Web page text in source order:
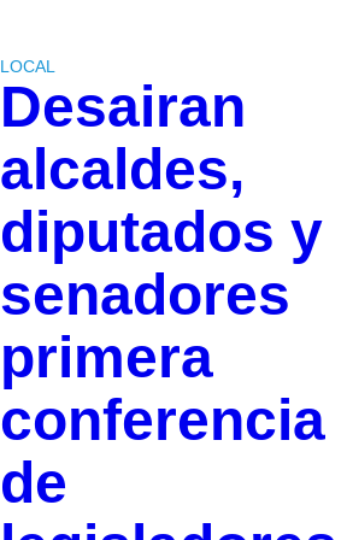
LOCAL
Desairan
alcaldes,
diputados y
senadores
primera
conferencia
de